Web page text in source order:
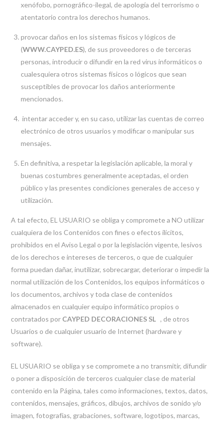
xenófobo, pornográfico-ilegal, de apología del terrorismo o
atentatorio contra los derechos humanos.
provocar daños en los sistemas físicos y lógicos de
(WWW.CAYPED.ES), de sus proveedores o de terceras
personas, introducir o difundir en la red virus informáticos o
cualesquiera otros sistemas físicos o lógicos que sean
susceptibles de provocar los daños anteriormente
mencionados.
intentar acceder y, en su caso, utilizar las cuentas de correo
electrónico de otros usuarios y modificar o manipular sus
mensajes.
En definitiva, a respetar la legislación aplicable, la moral y
buenas costumbres generalmente aceptadas, el orden
público y las presentes condiciones generales de acceso y
utilización.
A tal efecto, EL USUARIO se obliga y compromete a NO utilizar
cualquiera de los Contenidos con fines o efectos ilícitos,
prohibidos en el Aviso Legal o por la legislación vigente, lesivos
de los derechos e intereses de terceros, o que de cualquier
forma puedan dañar, inutilizar, sobrecargar, deteriorar o impedir la
normal utilización de los Contenidos, los equipos informáticos o
los documentos, archivos y toda clase de contenidos
almacenados en cualquier equipo informático propios o
contratados por CAYPED DECORACIONES SL , de otros
Usuarios o de cualquier usuario de Internet (hardware y
software).
EL USUARIO se obliga y se compromete a no transmitir, difundir
o poner a disposición de terceros cualquier clase de material
contenido en la Página, tales como informaciones, textos, datos,
contenidos, mensajes, gráficos, dibujos, archivos de sonido y/o
imagen, fotografías, grabaciones, software, logotipos, marcas,